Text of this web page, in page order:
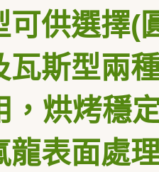
可供選擇(
瓦斯型兩
，烘烤穩
龍表面處